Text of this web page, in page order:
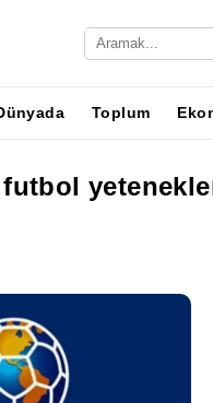
Toplum